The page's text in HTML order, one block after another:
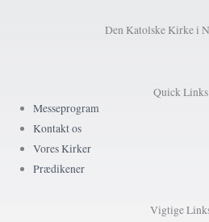
Den Katolske Kirke i
Quick Links
Messeprogram
Kontakt os
Vores Kirker
Prædikener
Vigtige